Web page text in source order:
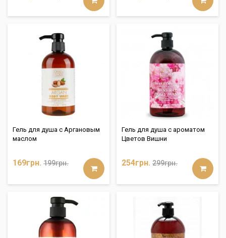
Гель для душа с Аргановым
маслом
169грн. 199грн.
Гель для душа с ароматом
Цветов Вишни
254грн. 299грн.